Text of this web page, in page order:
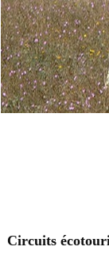
Circuits